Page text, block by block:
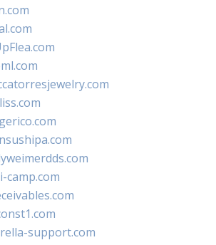
camp.com
support.com